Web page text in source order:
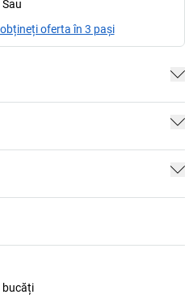
Sau
oferta în 3 pași
bucăți